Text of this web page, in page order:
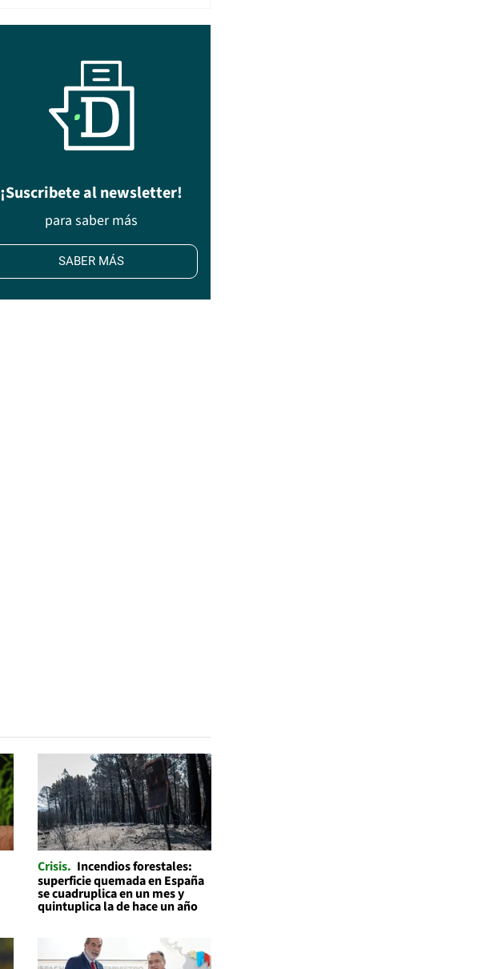
¡Suscribete al newsletter!
para saber más
SABER MÁS
Crisis Incendios forestales:
superficie quemada en España
se cuadruplica en un mes y
quintuplica la de hace un año